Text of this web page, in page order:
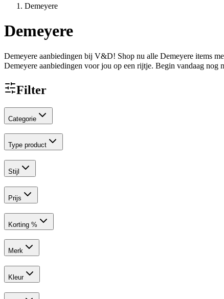
Demeyere
Demeyere
Demeyere aanbiedingen bij V&D! Shop nu alle Demeyere items
Demeyere aanbiedingen voor jou op een rijtje. Begin vandaag nog
Filter
Categorie
Type product
Stijl
Prijs
Korting %
Merk
Kleur